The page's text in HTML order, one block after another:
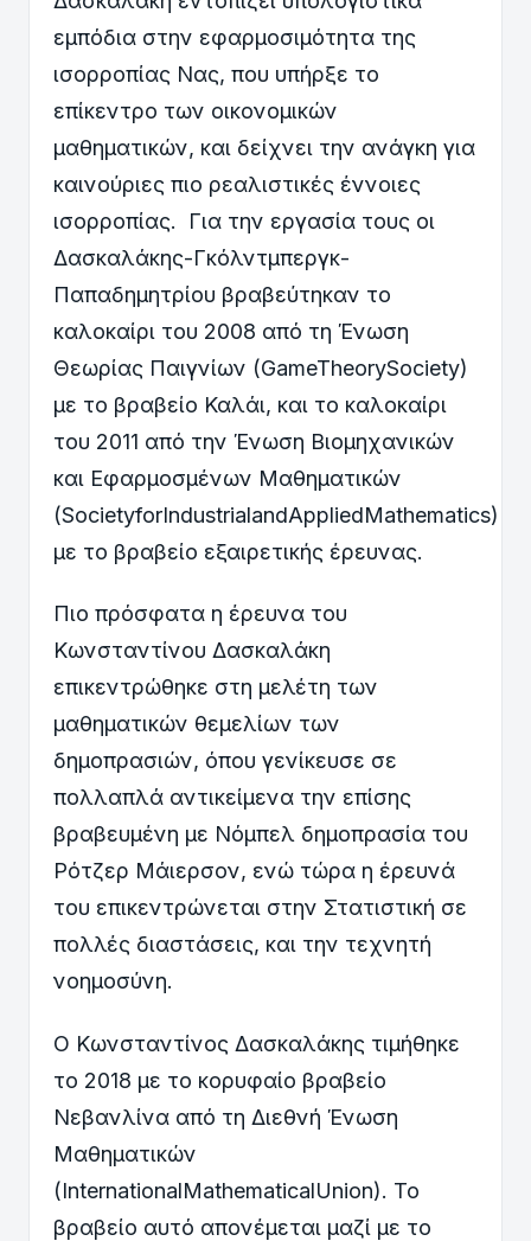
εμπόδια στην εφαρμοσιμότητα της
ισορροπίας Νας, που υπήρξε το
επίκεντρο των οικονομικών
μαθηματικών, και δείχνει την ανάγκη για
καινούριες πιο ρεαλιστικές έννοιες
ισορροπίας. Για την εργασία τους οι
Δασκαλάκης-Γκόλντμπεργκ-
Παπαδημητρίου βραβεύτηκαν το
καλοκαίρι του 2008 από τη Ένωση
Θεωρίας Παιγνίων (GameTheorySociety)
με το βραβείο Καλάι, και το καλοκαίρι
του 2011 από την Ένωση Βιομηχανικών
και Εφαρμοσμένων Μαθηματικών
(SocietyforIndustrialandAppliedMathematics)
με το βραβείο εξαιρετικής έρευνας.
Πιο πρόσφατα η έρευνα του
Κωνσταντίνου Δασκαλάκη
επικεντρώθηκε στη μελέτη των
μαθηματικών θεμελίων των
δημοπρασιών, όπου γενίκευσε σε
πολλαπλά αντικείμενα την επίσης
βραβευμένη με Νόμπελ δημοπρασία του
Ρότζερ Μάιερσον, ενώ τώρα η έρευνά
του επικεντρώνεται στην Στατιστική σε
πολλές διαστάσεις, και την τεχνητή
νοημοσύνη.
Ο Κωνσταντίνος Δασκαλάκης τιμήθηκε
το 2018 με το κορυφαίο βραβείο
Νεβανλίνα από τη Διεθνή Ένωση
Μαθηματικών
(InternationalMathematicalUnion). Το
βραβείο αυτό απονέμεται μαζί με το